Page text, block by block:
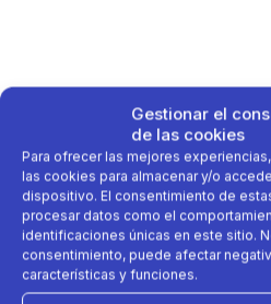
Gestionar el
de las cookies
Para ofrecer las mejores
las cookies para almacenar y/o
dispositivo. El consentimiento de
procesar datos como el
identificaciones únicas en este sitio.
consentimiento, puede afectar
características y funciones.